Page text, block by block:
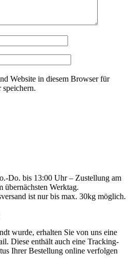
Website in diesem Browser für
speichern.
Do. bis 13:00 Uhr – Zustellung am
übernächsten Werktag.
ist nur bis max. 30kg möglich.
wurde, erhalten Sie von uns eine
Diese enthält auch eine Tracking-
Ihrer Bestellung online verfolgen